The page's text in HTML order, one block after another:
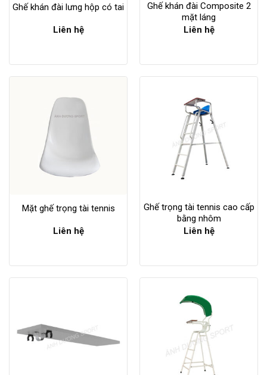
Ghế khán đài lưng hộp có tai
Liên hệ
Ghế khán đài Composite 2
mặt láng
Liên hệ
Mặt ghế trọng tài tennis
Liên hệ
Ghế trọng tài tennis cao cấp
bằng nhôm
Liên hệ